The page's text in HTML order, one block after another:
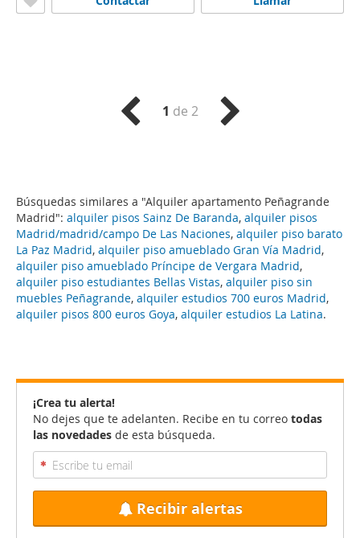
Búsquedas similares a "Alquiler apartamento Peñagrande
Madrid": alquiler pisos Sainz De Baranda, alquiler pisos
Madrid/madrid/campo De Las Naciones, alquiler piso barato
La Paz Madrid, alquiler piso amueblado Gran Vía Madrid,
alquiler piso amueblado Príncipe de Vergara Madrid,
alquiler piso estudiantes Bellas Vistas, alquiler piso sin
muebles Peñagrande, alquiler estudios 700 euros Madrid,
alquiler pisos 800 euros Goya, alquiler estudios La Latina.
1 de 2
¡Crea tu alerta!
No dejes que te adelanten. Recibe en tu correo todas
las novedades de esta búsqueda.
Recibir alertas